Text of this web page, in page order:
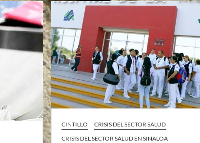
CINTILLO
CRISIS DEL SECTOR SALUD
CRISIS DEL SECTOR SALUD EN SINALOA